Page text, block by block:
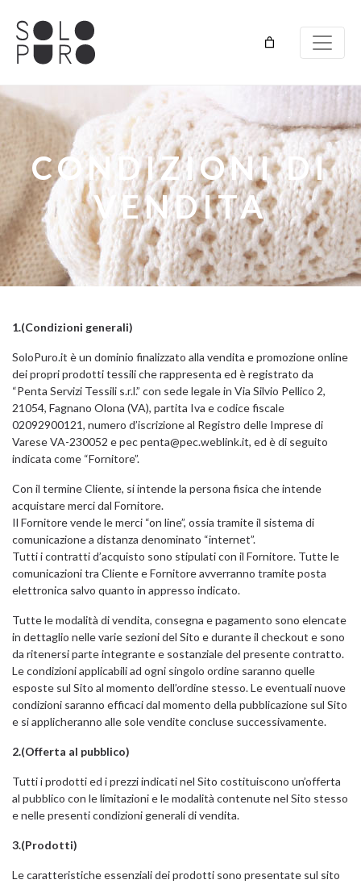
CONDIZIONI DI
VENDITA
1.(Condizioni generali)
SoloPuro.it è un dominio finalizzato alla vendita e promozione online
dei propri prodotti tessili che rappresenta ed è registrato da
“Penta Servizi Tessili s.r.l.” con sede legale in Via Silvio Pellico 2,
21054, Fagnano Olona (VA), partita Iva e codice fiscale
02092900121, numero d’iscrizione al Registro delle Imprese di
Varese VA-230052 e pecpenta@pec.weblink.it, ed è di seguito
indicata come “Fornitore”.
Con il termine Cliente, si intende la persona fisica che intende
acquistare merci dal Fornitore.
Il Fornitore vende le merci “on line”, ossia tramite il sistema di
comunicazione a distanza denominato “internet”.
Tutti i contratti d’acquisto sono stipulati con il Fornitore. Tutte le
comunicazioni tra Cliente e Fornitore avverranno tramite posta
elettronica salvo quanto in appresso indicato.
Tutte le modalità di vendita, consegna e pagamento sono elencate
in dettaglio nelle varie sezioni del Sito e durante il checkout e sono
da ritenersi parte integrante e sostanziale del presente contratto.
Le condizioni applicabili ad ogni singolo ordine saranno quelle
esposte sul Sito al momento dell’ordine stesso. Le eventuali nuove
condizioni saranno efficaci dal momento della pubblicazione sul Sito
e si applicheranno alle sole vendite concluse successivamente.
2.(Offerta al pubblico)
Tutti i prodotti ed i prezzi indicati nel Sito costituiscono un’offerta
al pubblico con le limitazioni e le modalità contenute nel Sito stesso
e nelle presenti condizioni generali di vendita.
3.(Prodotti)
Le caratteristiche essenziali dei prodotti sono presentate sul sito